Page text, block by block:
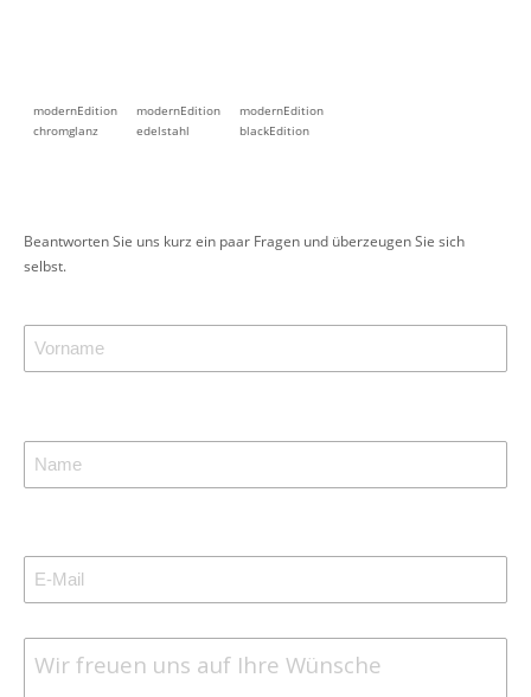
modernEdition
chromglanz
modernEdition
edelstahl
modernEdition
blackEdition
Beantworten Sie uns kurz ein paar Fragen und überzeugen Sie sich
selbst.